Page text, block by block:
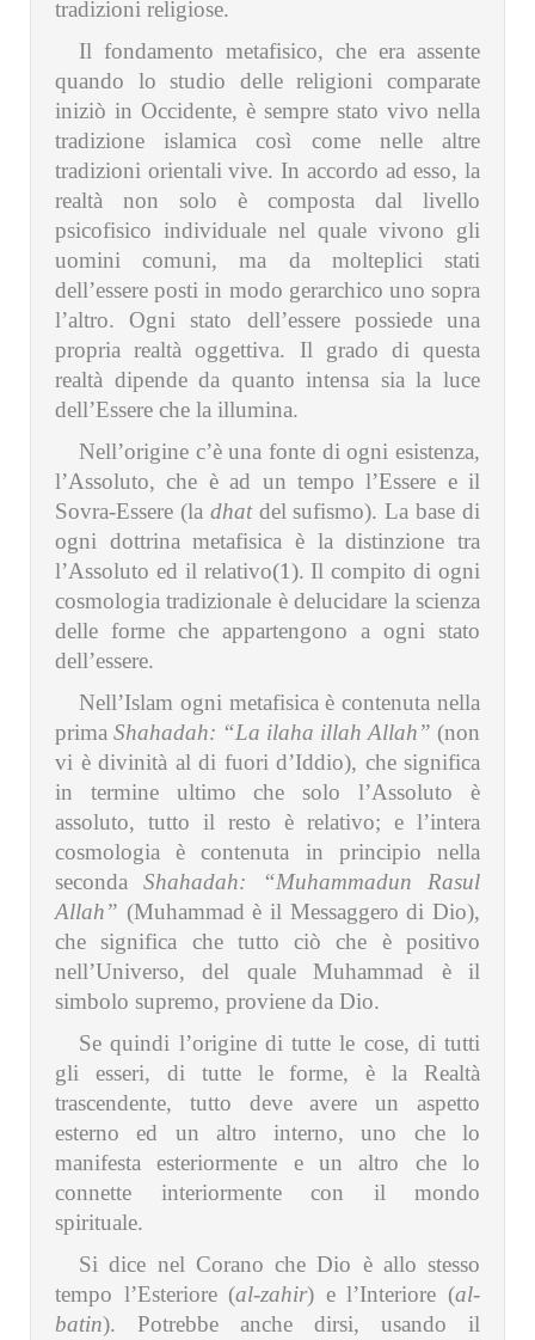
tradizioni religiose.
Il fondamento metafisico, che era assente
quando lo studio delle religioni comparate
iniziò in Occidente, è sempre stato vivo nella
tradizione islamica così come nelle altre
tradizioni orientali vive. In accordo ad esso, la
realtà non solo è composta dal livello
psicofisico individuale nel quale vivono gli
uomini comuni, ma da molteplici stati
dell’essere posti in modo gerarchico uno sopra
l’altro. Ogni stato dell’essere possiede una
propria realtà oggettiva. Il grado di questa
realtà dipende da quanto intensa sia la luce
dell’Essere che la illumina.
Nell’origine c’è una fonte di ogni esistenza,
l’Assoluto, che è ad un tempo l’Essere e il
Sovra-Essere (la dhat del sufismo). La base di
ogni dottrina metafisica è la distinzione tra
l’Assoluto ed il relativo(1). Il compito di ogni
cosmologia tradizionale è delucidare la scienza
delle forme che appartengono a ogni stato
dell’essere.
Nell’Islam ogni metafisica è contenuta nella
prima Shahadah: “La ilaha illah Allah” (non
vi è divinità al di fuori d’Iddio), che significa
in termine ultimo che solo l’Assoluto è
assoluto, tutto il resto è relativo; e l’intera
cosmologia è contenuta in principio nella
secondaShahadah: “Muhammadun Rasul
Allah” (Muhammad è il Messaggero di Dio),
che significa che tutto ciò che è positivo
nell’Universo, del quale Muhammad è il
simbolo supremo, proviene da Dio.
Se quindi l’origine di tutte le cose, di tutti
gli esseri, di tutte le forme, è la Realtà
trascendente, tutto deve avere un aspetto
esterno ed un altro interno, uno che lo
manifesta esteriormente e un altro che lo
connette interiormente con il mondo
spirituale.
Si dice nel Corano che Dio è allo stesso
tempo l’Esteriore (al-zahir) e l’Interiore (al-
batin). Potrebbe anche dirsi, usando il